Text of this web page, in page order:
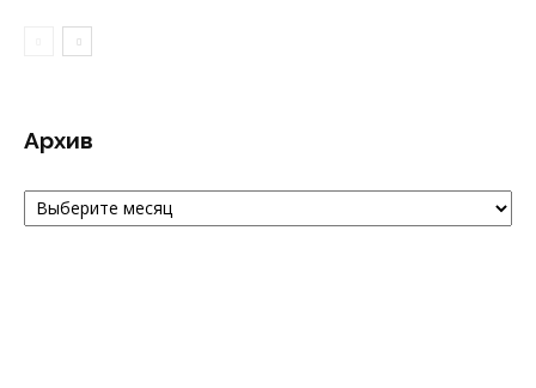
Архив
Архив